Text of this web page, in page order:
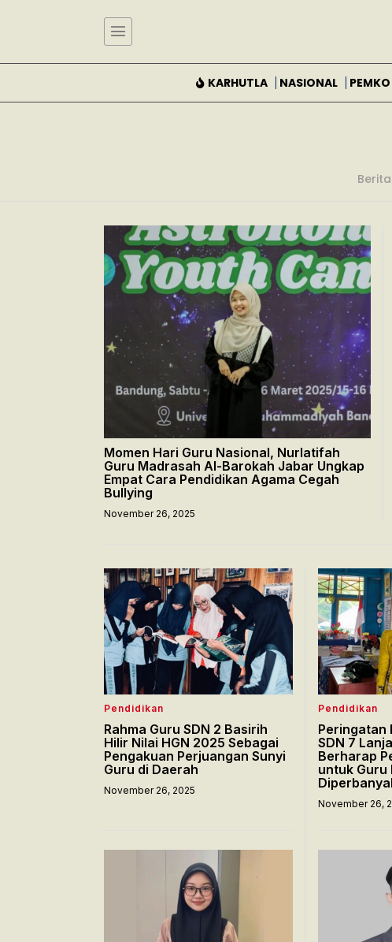
KARHUTLA NASIONAL
Momen Hari Guru Nasional, Nurlatifah
Guru Madrasah Al-Barokah Jabar Ungkap
Empat Cara Pendidikan Agama Cegah
Bullying
November 26, 2025
Pendidikan
Rahma Guru SDN 2 Basirih
Hilir Nilai HGN 2025 Sebagai
Pengakuan Perjuangan Sunyi
Guru di Daerah
November 26, 2025
Pendidikan
Peringatan
SDN 7
Berharap
untuk Guru
November 26,